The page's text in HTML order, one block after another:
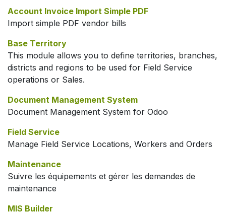
Account Invoice Import Simple PDF
Import simple PDF vendor bills
Base Territory
This module allows you to define territories, branches,
districts and regions to be used for Field Service
operations or Sales.
Document Management System
Document Management System for Odoo
Field Service
Manage Field Service Locations, Workers and Orders
Maintenance
Suivre les équipements et gérer les demandes de
maintenance
MIS Builder